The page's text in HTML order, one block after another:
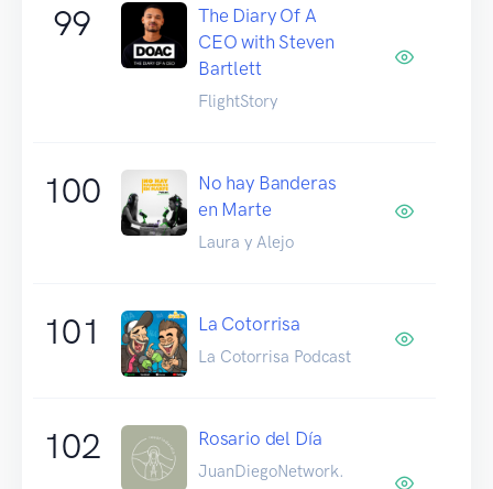
99
The Diary Of A
CEO with Steven
Bartlett
FlightStory
100
No hay Banderas
en Marte
Laura y Alejo
101 La Cotorrisa
La Cotorrisa Podcast
102 Rosario del Día
JuanDiegoNetwork.